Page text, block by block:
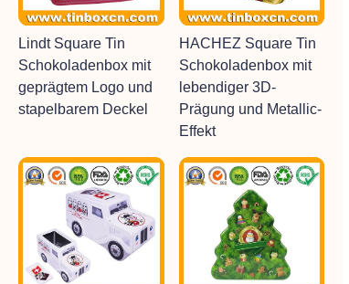
Lindt Square Tin
Schokoladenbox mit
geprägtem Logo und
stapelbarem Deckel
HACHEZ Square Tin
Schokoladenbox mit
lebendiger 3D-
Prägung und Metallic-
Effekt